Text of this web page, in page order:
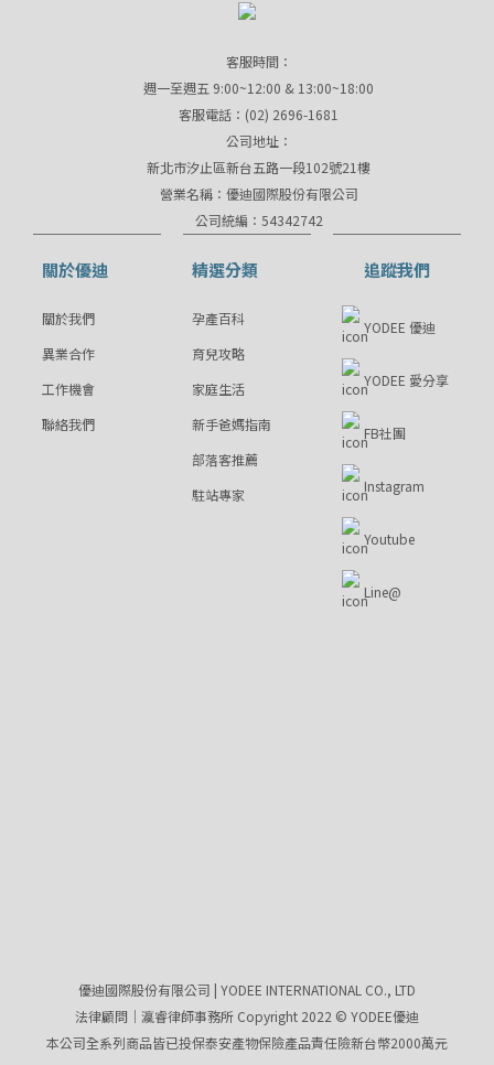
客服時間：
週一至週五 9:00~12:00 & 13:00~18:00
客服電話：(02) 2696-1681
公司地址：
新北市汐止區新台五路一段102號21樓
營業名稱：優迪國際股份有限公司
公司統編：54342742
關於優迪
關於我們
異業合作
工作機會
聯絡我們
精選分類
孕產百科
育兒攻略
家庭生活
新手爸媽指南
部落客推薦
駐站專家
追蹤我們
YODEE 優迪
YODEE 愛分享
FB社團
Instagram
Youtube
Line@
優迪國際股份有限公司 | YODEE INTERNATIONAL CO., LTD
法律顧問｜瀛睿律師事務所 Copyright 2022 © YODEE優迪
本公司全系列商品皆已投保泰安產物保險產品責任險新台幣2000萬元